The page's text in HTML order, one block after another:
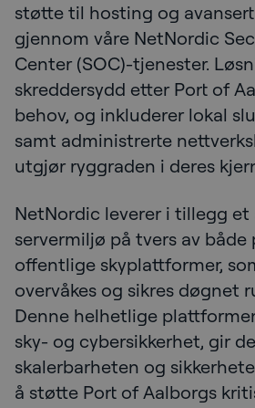
støtte til hosting og
gjennom våre NetNordic
Center (SOC)-tjenester.
skreddersydd etter Port of
behov, og inkluderer lokal
samt administrerte
utgjør ryggraden i deres
NetNordic leverer i tillegg
servermiljø på tvers av både
offentlige skyplattformer,
overvåkes og sikres døgnet
Denne helhetlige
sky- og cybersikkerhet, gir
skalerbarheten og
å støtte Port of Aalborgs